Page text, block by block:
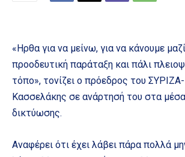
«Ηρθα για να μείνω, για να κάνουμε
προοδευτική παράταξη και πάλι
τόπο», τονίζει ο πρόεδρος του
Κασσελάκης σε ανάρτησή του στα
δικτύωσης.
Αναφέρει ότι έχει λάβει πάρα πολλά